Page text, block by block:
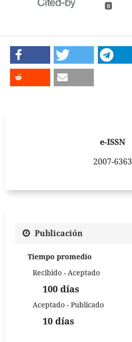
0
e-ISSN
2007-6363
Publicación
Tiempo promedio
Recibido - Aceptado
100 días
Aceptado - Publicado
10 días